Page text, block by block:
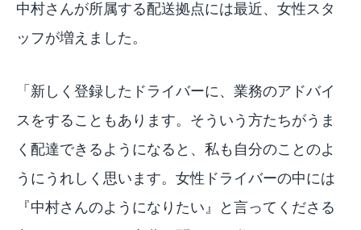
中村さんが所属する配送拠点には最近、女性スタ
ッフが増えました。
「新しく登録したドライバーに、業務のアドバイ
スをすることもあります。そういう方たちがうま
く配達できるようになると、私も自分のことのよ
うにうれしく思います。女性ドライバーの中には
『中村さんのようになりたい』と言ってくださる